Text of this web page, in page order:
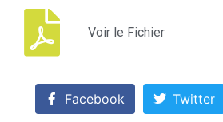
Voir le Fichier
Facebook Twitter